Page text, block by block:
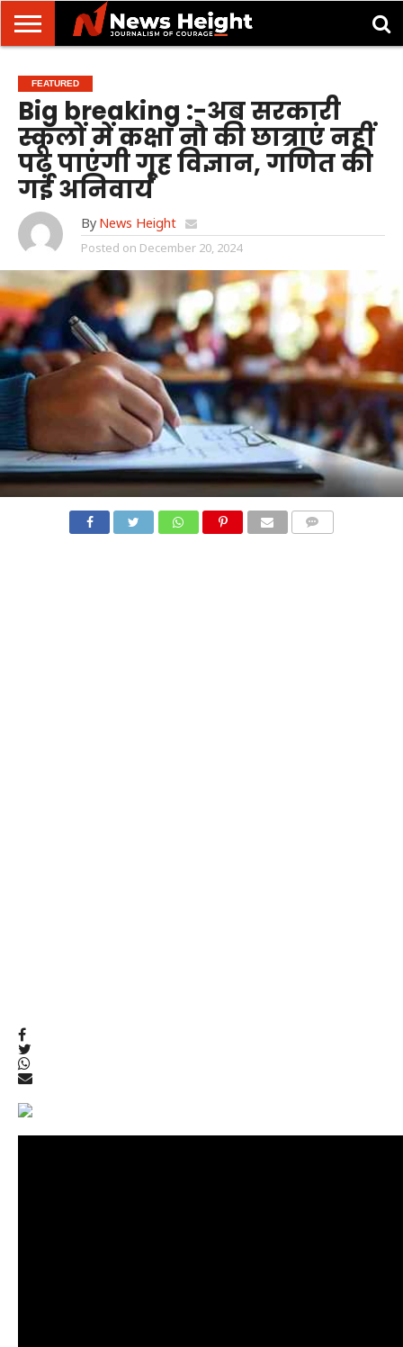
मसूरी
उत्तराखंड
उत्तरप्रदेश
राष्ट्रीय
अंतरराष्ट्रीय
क्राइम/
दुर्घटना
खेल/
मनोरंजन
ज्योतिष
शिक्षा
स्वास्थ्य
FEATURED
Big breaking :-अब सरकारी
स्कूलों में कक्षा नौ की छात्राएं नहीं
पढ़ पाएंगी गृह विज्ञान, गणित की
गई अनिवार्य
By News Height
Posted on December 20, 2024